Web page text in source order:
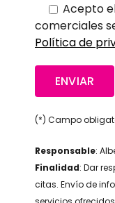
Acepto
comerciales
Política de
(*) Campo
Responsable:
Finalidad: Dar
citas. Envío de